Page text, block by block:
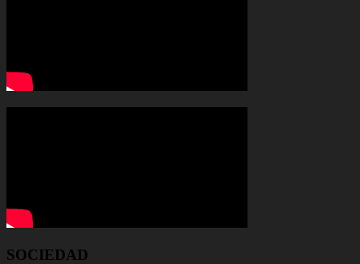
SOCIEDAD